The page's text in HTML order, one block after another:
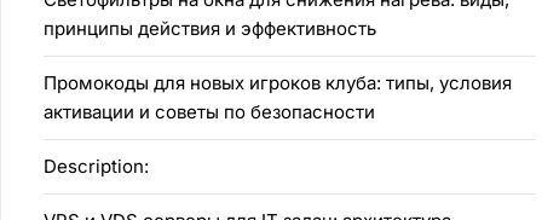
принципы действия и эффективность
Промокоды для новых игроков клуба: типы, условия
активации и советы по безопасности
Description: